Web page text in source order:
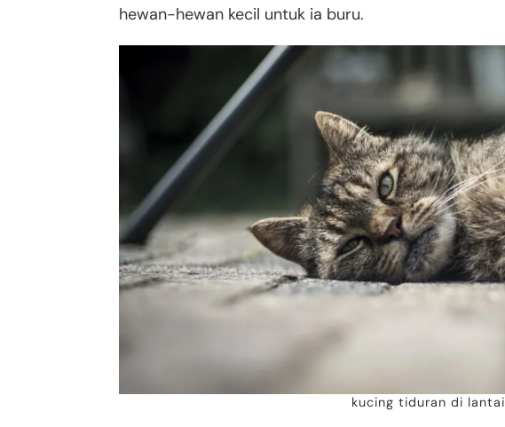
hewan-hewan kecil untuk ia buru.
kucing tiduran di lantai